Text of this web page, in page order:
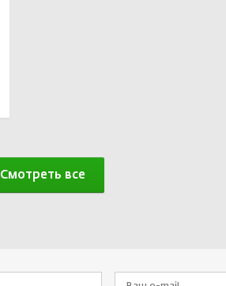
Смотреть все